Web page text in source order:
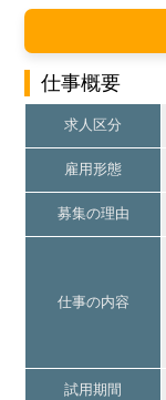
仕事概要
求人区分
雇用形態
募集の理由
仕事の内容
試用期間